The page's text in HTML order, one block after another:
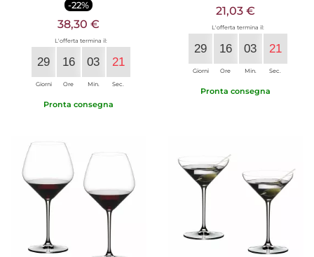
-22%
38,30 €
L'offerta termina il:
29
Giorni
16
Ore
03
Min.
20
Sec.
Pronta consegna
21,03 €
L'offerta termina il:
29
Giorni
16
Ore
03
Min.
20
Sec.
Pronta consegna